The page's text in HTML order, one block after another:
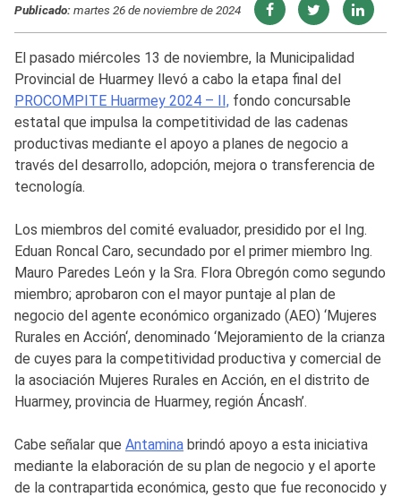
Publicado:martes 26 de noviembre de 2024
El pasado miércoles 13 de noviembre, la Municipalidad
Provincial de Huarmey llevó a cabo la etapa final del
PROCOMPITE Huarmey 2024 – II, fondo concursable
estatal que impulsa la competitividad de las cadenas
productivas mediante el apoyo a planes de negocio a
través del desarrollo, adopción, mejora o transferencia de
tecnología.
Los miembros del comité evaluador, presidido por el Ing.
Eduan Roncal Caro, secundado por el primer miembro Ing.
Mauro Paredes León y la Sra. Flora Obregón como segundo
miembro; aprobaron con el mayor puntaje al plan de
negocio del agente económico organizado (AEO) ‘Mujeres
Rurales en Acción‘, denominado ‘Mejoramiento de la crianza
de cuyes para la competitividad productiva y comercial de
la asociación Mujeres Rurales en Acción, en el distrito de
Huarmey, provincia de Huarmey, región Áncash’.
Cabe señalar que Antamina brindó apoyo a esta iniciativa
mediante la elaboración de su plan de negocio y el aporte
de la contrapartida económica, gesto que fue reconocido y